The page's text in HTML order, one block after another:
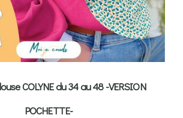
COLYNE du 34 au 48 -VERSION
POCHETTE-